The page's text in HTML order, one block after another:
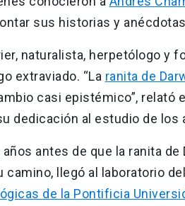
sus historias y
naturalista, herpetólogo y
extraviado. “La ranita de
casi epistémico”, relató
dedicación al estudio de los
años antes de que la ranita
camino, llegó al laboratorio del
de la Pontificia